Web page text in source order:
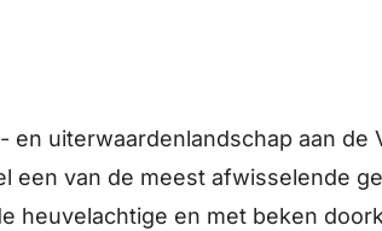
en uiterwaardenlandschap aan de
een van de meest afwisselende
heuvelachtige en met beken